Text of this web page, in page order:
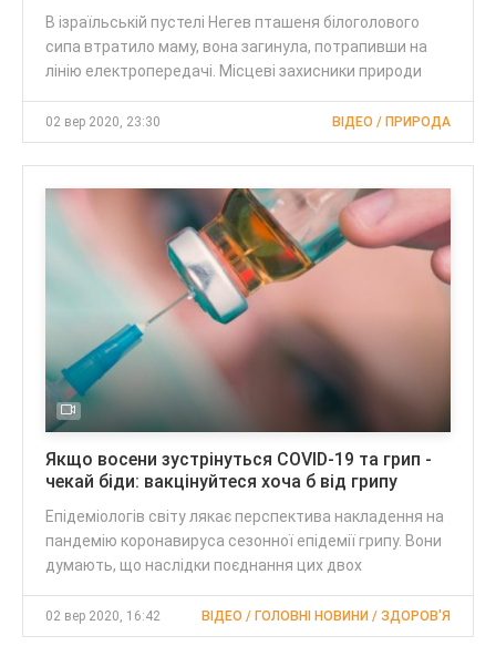
В ізраїльській пустелі Негев пташеня білоголового
сипа втратило маму, вона загинула, потрапивши на
лінію електропередачі. Місцеві захисники природи
02 вер 2020, 23:30 ВІДЕО / ПРИРОДА
Якщо восени зустрінуться COVID-19 та грип -
чекай біди: вакцінуйтеся хоча б від грипу
Епідеміологів світу лякає перспектива накладення на
пандемію коронавируса сезонної епідемії грипу. Вони
думають, що наслідки поєднання цих двох
02 вер 2020, 16:42 ВІДЕО / ГОЛОВНІ НОВИНИ / ЗДОРОВ'Я